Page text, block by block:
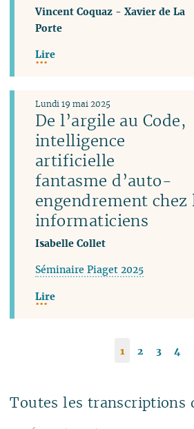
Vincent Coquaz -Xavier de La
Porte
Lire
De l’argile au Code,
intelligence
artificielle
fantasme d’auto-
engendrement chez
informaticiens
Lundi 19 mai 2025
Isabelle Collet
Séminaire Piaget 2025
Lire
1 2 3 4
Toutes les transcriptions